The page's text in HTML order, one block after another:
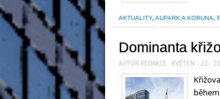
AKTUALITY, AUPARK A KORUNA
Dominanta
AUTOR REDAKCE KVĚTEN - 22 -